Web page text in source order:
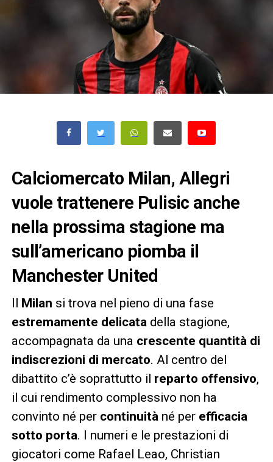
Calciomercato Milan, Allegri
vuole trattenere Pulisic anche
nella prossima stagione ma
sull’americano piomba il
Manchester United
Il Milan si trova nel pieno di una fase
estremamente delicata della stagione,
accompagnata da una crescente quantità di
indiscrezioni di mercato. Al centro del
dibattito c’è soprattutto il reparto offensivo,
il cui rendimento complessivo non ha
convinto né per continuità né per efficacia
sotto porta. I numeri e le prestazioni di
giocatori come Rafael Leao, Christian